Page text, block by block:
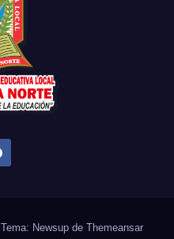
Tema: Newsup de Themeansar